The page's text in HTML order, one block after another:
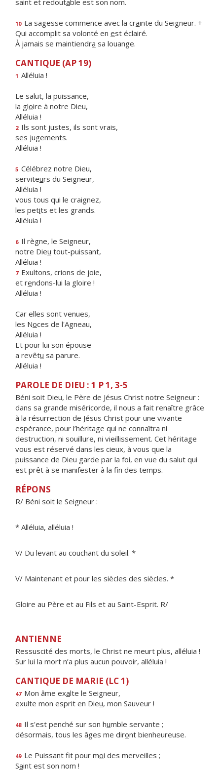
saint et redoutable est son nom.
10 La sagesse commence avec la crainte du Seigneur. +
Qui accomplit sa volonté en est éclairé.
À jamais se maintiendra sa louange.
CANTIQUE (AP 19)
1 Alléluia !
Le salut, la puissance,
la gloire à notre Dieu,
Alléluia !
2 Ils sont justes, ils sont vrais,
ses jugements.
Alléluia !
5 Célébrez notre Dieu,
serviteurs du Seigneur,
Alléluia !
vous tous qui le craignez,
les petits et les grands.
Alléluia !
6 Il règne, le Seigneur,
notre Dieu tout-puissant,
Alléluia !
7 Exultons, crions de joie,
et rendons-lui la gloire !
Alléluia !
Car elles sont venues,
les Noces de l'Agneau,
Alléluia !
Et pour lui son épouse
a revêtu sa parure.
Alléluia !
PAROLE DE DIEU : 1 P 1, 3-5
Béni soit Dieu, le Père de Jésus Christ notre Seigneur :
dans sa grande miséricorde, il nous a fait renaître grâce
à la résurrection de Jésus Christ pour une vivante
espérance, pour l’héritage qui ne connaîtra ni
destruction, ni souillure, ni vieillissement. Cet héritage
vous est réservé dans les cieux, à vous que la
puissance de Dieu garde par la foi, en vue du salut qui
est prêt à se manifester à la fin des temps.
RÉPONS
R/ Béni soit le Seigneur :
* Alléluia, alléluia !
V/ Du levant au couchant du soleil. *
V/ Maintenant et pour les siècles des siècles. *
Gloire au Père et au Fils et au Saint-Esprit. R/
ANTIENNE
Ressuscité des morts, le Christ ne meurt plus, alléluia !
Sur lui la mort n’a plus aucun pouvoir, alléluia !
CANTIQUE DE MARIE (LC 1)
47 Mon âme exalte le Seigneur,
exulte mon esprit en Dieu, mon Sauveur !
48 Il s'est penché sur son humble servante ;
désormais, tous les âges me diront bienheureuse.
49 Le Puissant fit pour moi des merveilles ;
Saint est son nom !